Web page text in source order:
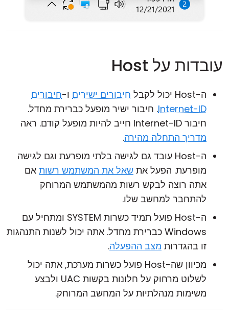
עובדות על Host
ה-Host יכול לקבל חיבורים ישירים ו-חיבורים
Internet-ID. חיבור ישיר מופעל כברירת מחדל.
חיבור Internet-ID חייב להיות מופעל קודם. ראה
מדריך התחלה מהירה.
ה-Host עובד גם לגישה בלתי מופרעת וגם לגישה
מופרעת. הפעל את שאל את המשתמש רשות אם
אתה רוצה לבקש רשות מהמשתמש המרוחק
להתחבר למחשב שלו.
ה-Host פועל תמיד כשרות SYSTEM ומתחיל עם
Windows כברירת מחדל. אתה יכול לשנות התנהגות
זו בהגדרות מצב ההפעלה.
מכיוון שה-Host פועל כשרות מערכת, אתה יכול
לשלוט מרחוק על חלונות בקשות UAC ולבצע
משימות מנהלתיות על המחשב המרוחק.